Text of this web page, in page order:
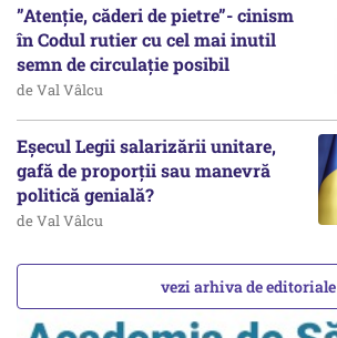
”Atenție, căderi de pietre”- cinism
în Codul rutier cu cel mai inutil
semn de circulație posibil
de Val Vâlcu
Eșecul Legii salarizării unitare,
gafă de proporții sau manevră
politică genială?
de Val Vâlcu
vezi arhiva de editoriale